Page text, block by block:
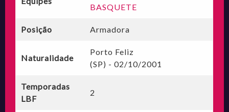
BASQUETE
Posição Armadora
Naturalidade
Porto Feliz
(SP) - 02/10/2001
Temporadas
LBF
2